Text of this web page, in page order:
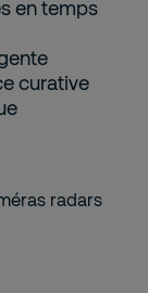
en temps
curative